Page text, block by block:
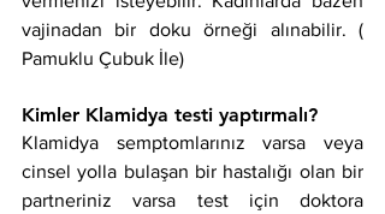
vajinadan bir doku örneği alınabilir. (
Pamuklu Çubuk İle)
Kimler Klamidya testi yaptırmalı?
Klamidya semptomlarınız varsa veya
cinsel yolla bulaşan bir hastalığı olan bir
partneriniz varsa test için doktora